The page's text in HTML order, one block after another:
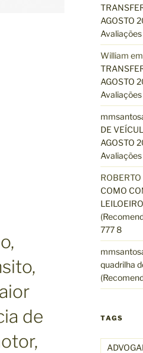
de
AGOSTO
Avaliações
William em
AGOSTO
Avaliações
DE
AGOSTO
COMO
777 8
quadrilha
TAGS